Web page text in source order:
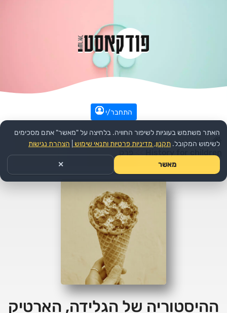
התחבר/י
עמוד הבית >> חינוך >> הפודקאסט: היסטוריה לילדים
ההיסטוריה של הגלידה, הארטיק
האתר משתמש בעוגיות לשיפור החוויה. בלחיצה על "מאשר" אתם מסכימים
לשימוש המקובל. תקנון, מדיניות פרטיות ותנאי שימוש הצהרת נגישות
מאשר ✕